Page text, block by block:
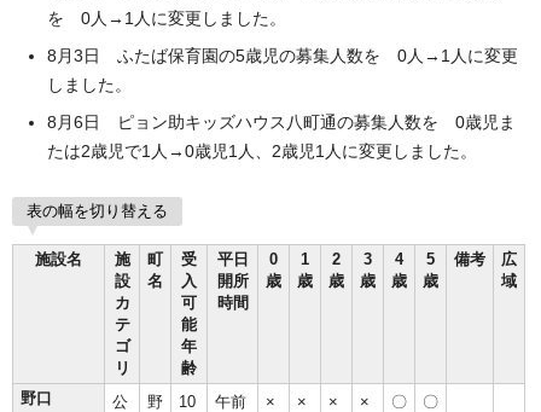
を 0人→1人に変更しました。
8月3日 ふたば保育園の5歳児の募集人数を 0人→1人に変更
しました。
8月6日 ピョン助キッズハウス八町通の募集人数を 0歳児ま
たは2歳児で1人→0歳児1人、2歳児1人に変更しました。
表の幅を切り替える
施設名
施
設
カ
テ
ゴ
リ
町
名
受
入
可
能
年
齢
平日
開所
時間
0
歳
1
歳
2
歳
3
歳
4
歳
5
歳
備考
広
域
野口
公
野
10
午前
× × × × 〇 〇